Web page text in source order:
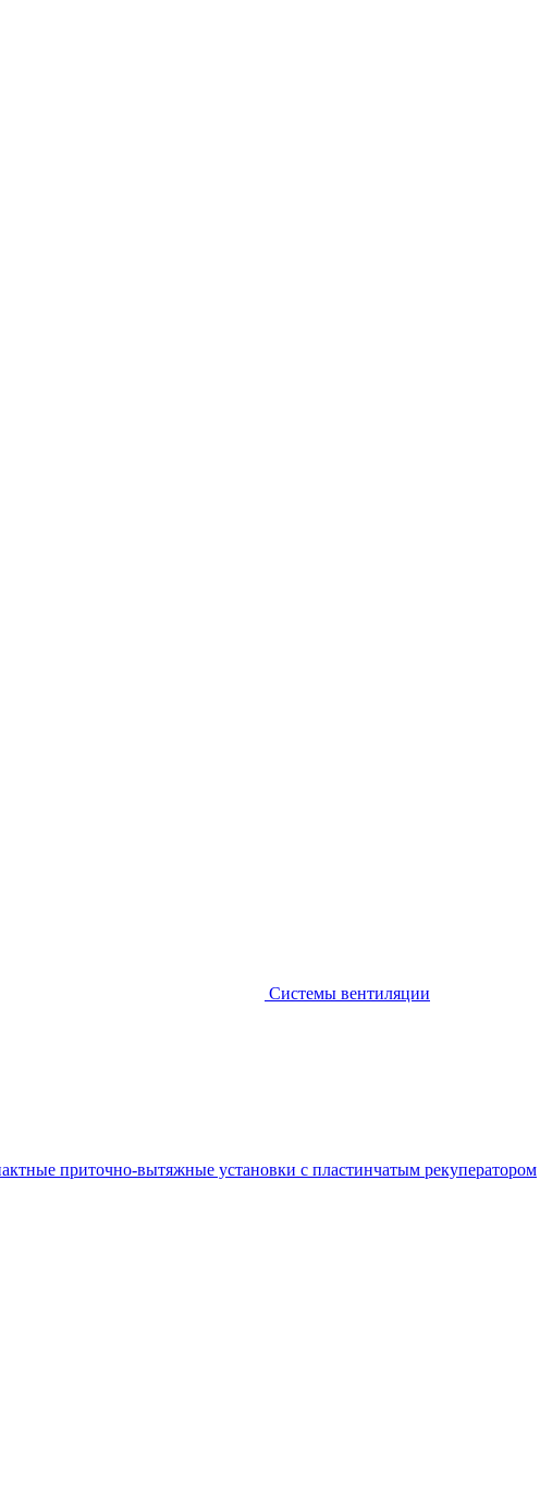
Системы вентиляции
приточно-вытяжные установки с пластинчатым рекуператором